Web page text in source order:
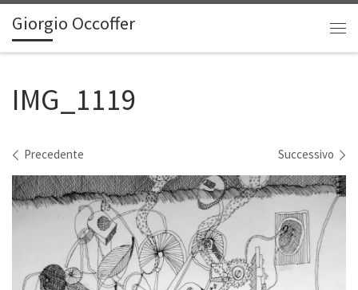
Passa al contenuto
Giorgio Occoffer
IMG_1119
Navigazione immagini
Precedente Successivo